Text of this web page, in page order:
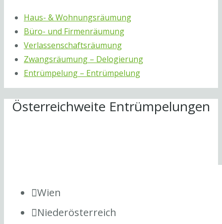
Haus- & Wohnungsräumung
Büro- und Firmenräumung
Verlassenschaftsräumung
Zwangsräumung – Delogierung
Entrümpelung – Entrümpelung
Österreichweite Entrümpelungen
Wien
Niederösterreich